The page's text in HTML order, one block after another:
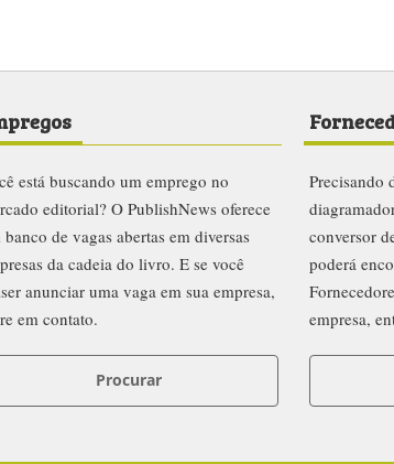
está buscando um emprego no
editorial? O PublishNews oferece
banco de vagas abertas em diversas
da cadeia do livro. E se você
anunciar uma vaga em sua empresa,
em contato.
Procurar
Precisando
conversor
poderá
empresa,